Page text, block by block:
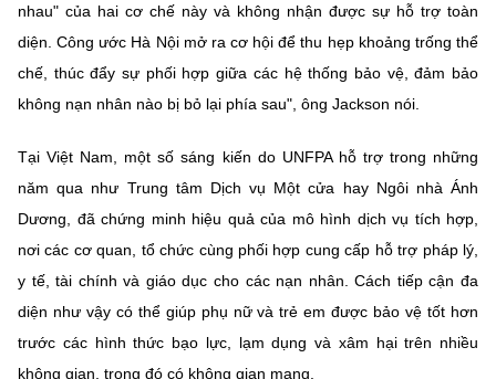
nhau" của hai cơ chế này và không nhận được sự hỗ trợ toàn
diện. Công ước Hà Nội mở ra cơ hội để thu hẹp khoảng trống thể
chế, thúc đẩy sự phối hợp giữa các hệ thống bảo vệ, đảm bảo
không nạn nhân nào bị bỏ lại phía sau", ông Jackson nói.
Tại Việt Nam, một số sáng kiến do UNFPA hỗ trợ trong những
năm qua như Trung tâm Dịch vụ Một cửa hay Ngôi nhà Ánh
Dương, đã chứng minh hiệu quả của mô hình dịch vụ tích hợp,
nơi các cơ quan, tổ chức cùng phối hợp cung cấp hỗ trợ pháp lý,
y tế, tài chính và giáo dục cho các nạn nhân. Cách tiếp cận đa
diện như vậy có thể giúp phụ nữ và trẻ em được bảo vệ tốt hơn
trước các hình thức bạo lực, lạm dụng và xâm hại trên nhiều
không gian, trong đó có không gian mạng.